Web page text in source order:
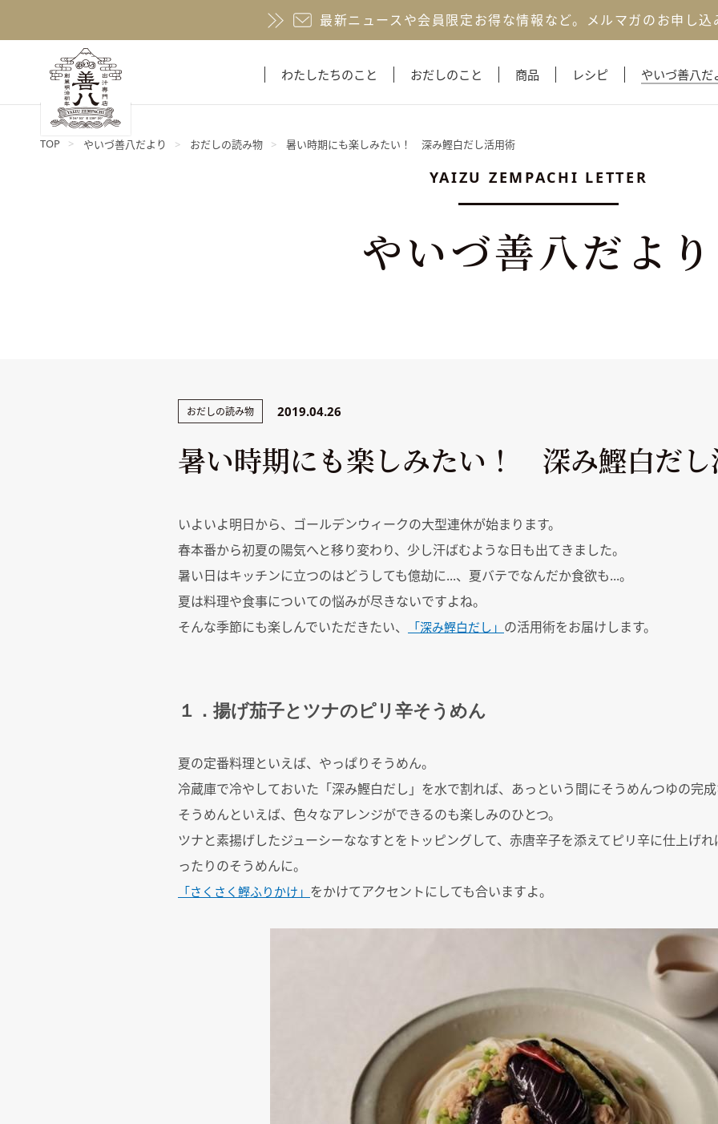
最新ニュースや会員限定お得な情報など。 メルマガのお申し
わたしたちのこと おだしのこと 商品 レシピ やいづ善八だ
TOP やいづ善八だより おだしの読み物 暑い時期にも楽しみたい！ 深み鰹白だし活用術
YAIZU ZEMPACHI LETTER
やいづ善八だより
おだしの読み物 2019.04.26
暑い時期にも楽しみたい！ 深み鰹白だし
いよいよ明日から、ゴールデンウィークの大型連休が始まります。
春本番から初夏の陽気へと移り変わり、少し汗ばむような日も出てきました。
暑い日はキッチンに立つのはどうしても億劫に...、夏バテでなんだか食欲も...。
夏は料理や食事についての悩みが尽きないですよね。
そんな季節にも楽しんでいただきたい、
「深み鰹白だし」 の活用術をお届けします。
１．揚げ茄子とツナのピリ辛そうめん
夏の定番料理といえば、やっぱりそうめん。
冷蔵庫で冷やしておいた「深み鰹白だし」を水で割れば、あっという間にそうめんつゆの完
そうめんといえば、色々なアレンジができるのも楽しみのひとつ。
ツナと素揚げしたジューシーななすとをトッピングして、赤唐辛子を添えてピリ辛に仕上げ
ったりのそうめんに。
「さくさく鰹ふりかけ」 をかけてアクセントにしても合いますよ。